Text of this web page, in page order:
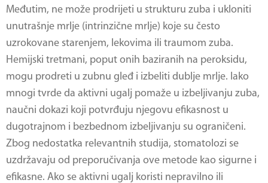
Međutim, ne može prodrijeti u strukturu zuba i ukloniti
unutrašnje mrlje (intrinzične mrlje) koje su često
uzrokovane starenjem, lekovima ili traumom zuba.
Hemijski tretmani, poput onih baziranih na peroksidu,
mogu prodreti u zubnu gleđ i izbeliti dublje mrlje. Iako
mnogi tvrde da aktivni ugalj pomaže u izbeljivanju zuba,
naučni dokazi koji potvrđuju njegovu efikasnost u
dugotrajnom i bezbednom izbeljivanju su ograničeni.
Zbog nedostatka relevantnih studija, stomatolozi se
uzdržavaju od preporučivanja ove metode kao sigurne i
efikasne. Ako se aktivni ugalj koristi nepravilno ili